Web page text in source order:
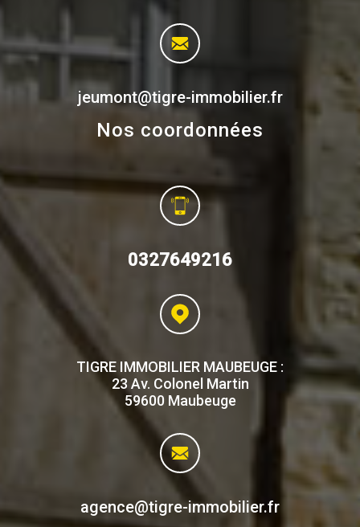
jeumont@tigre-immobilier.fr
Nos coordonnées
0327649216
agence@tigre-immobilier.fr
TIGRE IMMOBILIER MAUBEUGE :
23 Av. Colonel Martin
59600 Maubeuge